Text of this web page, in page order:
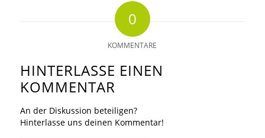
0
KOMMENTARE
HINTERLASSE EINEN
KOMMENTAR
An der Diskussion beteiligen?
Hinterlasse uns deinen Kommentar!